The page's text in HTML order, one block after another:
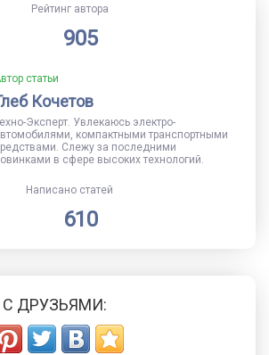
Рейтинг автора
905
статьи
Кочетов
Эксперт. Увлекаюсь электро-
компактными транспортными
Слежу за последними
в сфере высоких технологий.
Написано статей
610
ДРУЗЬЯМИ: